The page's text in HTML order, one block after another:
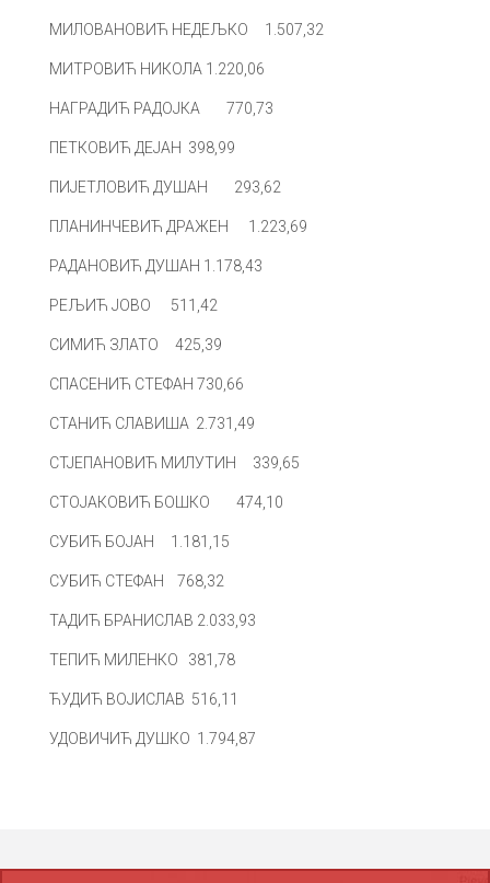
МИЛОВАНОВИЋ НЕДЕЉКО 1.507,32
МИТРОВИЋ НИКОЛА 1.220,06
НАГРАДИЋ РАДОЈКА 770,73
ПЕТКОВИЋ ДЕЈАН 398,99
ПИЈЕТЛОВИЋ ДУШАН 293,62
ПЛАНИНЧЕВИЋ ДРАЖЕН 1.223,69
РАДАНОВИЋ ДУШАН 1.178,43
РЕЉИЋ ЈОВО 511,42
СИМИЋ ЗЛАТО 425,39
СПАСЕНИЋ СТЕФАН 730,66
СТАНИЋ СЛАВИША 2.731,49
СТЈЕПАНОВИЋ МИЛУТИН 339,65
СТОЈАКОВИЋ БОШКО 474,10
СУБИЋ БОЈАН 1.181,15
СУБИЋ СТЕФАН 768,32
ТАДИЋ БРАНИСЛАВ 2.033,93
ТЕПИЋ МИЛЕНКО 381,78
ЋУДИЋ ВОЈИСЛАВ 516,11
УДОВИЧИЋ ДУШКО 1.794,87